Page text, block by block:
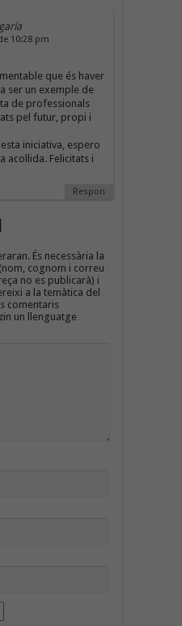
10:28 pm
que és haver
ser un exemple de
de professionals
pel futur, propi i
iniciativa, espero
acollida. Felicitats i
Respon
És necessària la
cognom i correu
no es publicarà) i
a la temàtica del
comentaris
un llenguatge